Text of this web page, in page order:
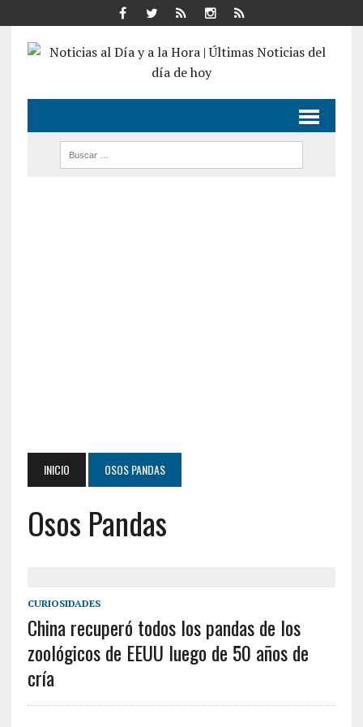
INICIO OSOS PANDAS
Osos Pandas
CURIOSIDADES
China recuperó todos los pandas de los
zoológicos de EEUU luego de 50 años de
cría